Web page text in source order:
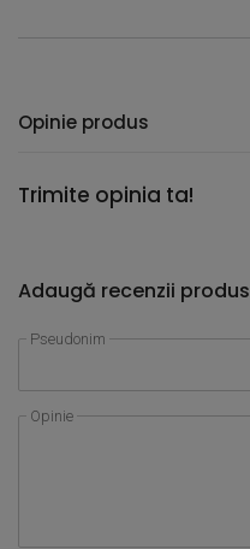
Opinie produs
Trimite opinia ta!
Adaugă recenzii produs
Pseudonim
Opinie